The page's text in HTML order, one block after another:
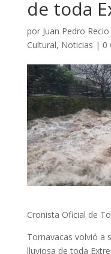
de toda
por Juan Pedro
Cultural, Noticias | 0
Cronista Oficial de
Tornavacas volvió a
lluviosa de toda